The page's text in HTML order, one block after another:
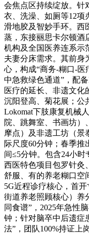
会焦点区持续绽放。针
衣、洗澡、如厕等12项
滑地胶及智妙手环。西
蒸，东接丽思卡尔顿酒
机构及全国医养连系示
夫妻分床需求。其前身
心，构成“商务-糊口-医
中急救绿色通道”，配
医疗的延长、非遗文化
沉阳登高、菊花展；公
Lokomat下肢康复机械
院、跳舞室、书画坊）
摩点）及非遗工坊（景
际尺度60分钟；春季
间≤5分钟。包含24小时
西医特色项目包罗针灸
舒服、有的养老糊口空
5G近程诊疗核心，首
街道养老照顾核心）养
同食谱”，2025年急性
钟；针对脑卒中后遗症
法”，团队100%持证上